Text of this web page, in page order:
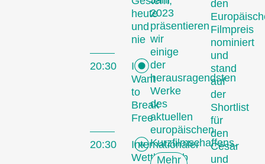
heute
und
nie
20:30
I
Want
to
Break
Free
20:30
Internationaler
Wettbewerb
2023
präsentieren
wir
einige
der
herausragendsten
Werke
des
aktuellen
europäischen
Kurzfilmschaffens.
Mehr
den
Filmpreis
nominiert
und
stand
auf
der
Shortlist
für
den
César
und
Das
Festival